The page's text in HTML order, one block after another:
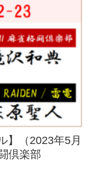
】（2023年5月
倶楽部